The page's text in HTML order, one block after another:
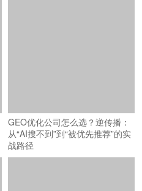
GEO优化公司怎么选？逆传播：
从“AI搜不到”到“被优先推荐”的实
战路径